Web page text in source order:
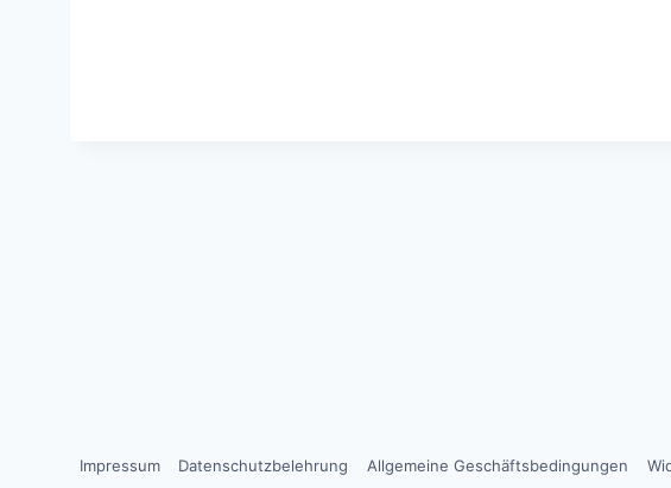
Impressum Datenschutzbelehrung Allgemeine Geschäftsbedingungen